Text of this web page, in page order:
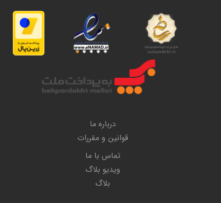
درباره ما
قوانین و مقررات
تماس با ما
ویدیو بلاگ
بلاگ